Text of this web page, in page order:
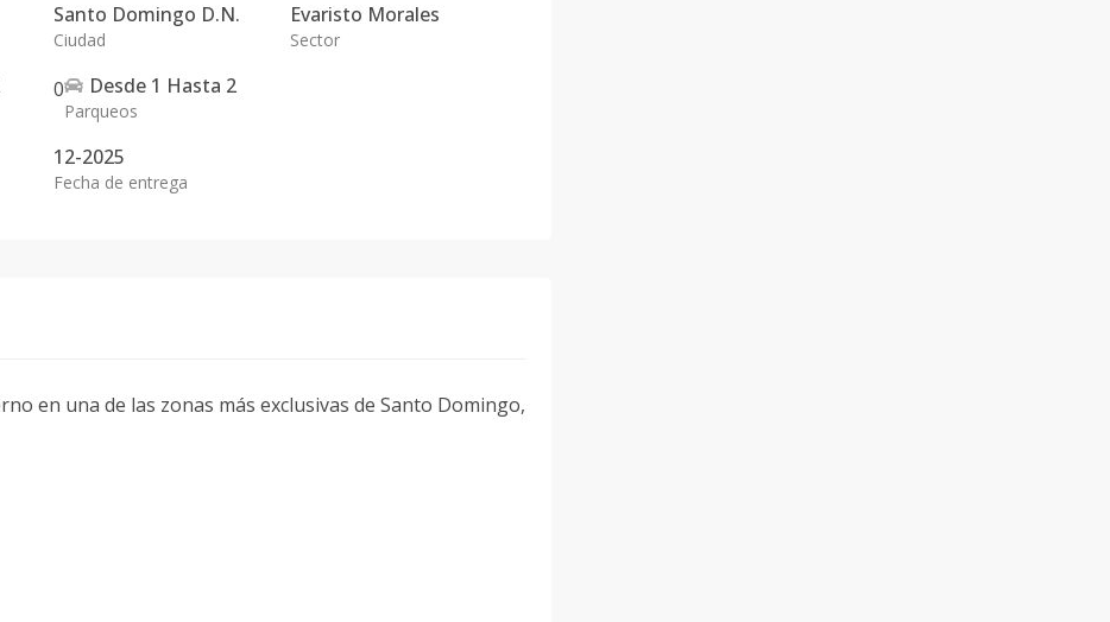
Santo Domingo D.N.
Ciudad
Evaristo Morales
Sector
0 Desde 1 Hasta 2
Parqueos
12-2025
Fecha de entrega
en una de las zonas más exclusivas de Santo Domingo,